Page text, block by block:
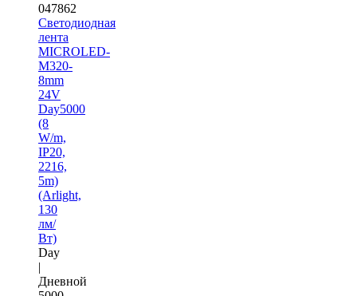
047862
Светодиодная
лента
MICROLED-
M320-
8mm
24V
Day5000
(8
W/m,
IP20,
2216,
5m)
(Arlight,
130
лм/
Вт)
Day
|
Дневной